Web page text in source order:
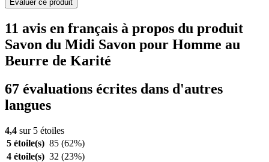
Evaluer ce produit
11 avis en français à propos du produit
Savon du Midi Savon pour Homme au
Beurre de Karité
67 évaluations écrites dans d'autres
langues
4,4 sur 5 étoiles
5 étoile(s) 85 (62%)
4 étoile(s) 32 (23%)